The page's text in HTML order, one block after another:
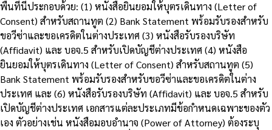
พื้นที่นี้ประกอบด้วย: (1) หนังสือยินยอมให้บุตรเดินทาง (Letter of
Consent) สำหรับสถานทูต (2) Bank Statement พร้อมรับรองสำหรับ
ขอวีซ่าและขอเครดิตในต่างประเทศ (3) หนังสือรับรองบริษัท
(Affidavit) และ บอจ.5 สำหรับเปิดบัญชีต่างประเทศ (4) หนังสือ
ยินยอมให้บุตรเดินทาง (Letter of Consent) สำหรับสถานทูต (5)
Bank Statement พร้อมรับรองสำหรับขอวีซ่าและขอเครดิตในต่าง
ประเทศ และ (6) หนังสือรับรองบริษัท (Affidavit) และ บอจ.5 สำหรับ
เปิดบัญชีต่างประเทศ เอกสารแต่ละประเภทมีข้อกำหนดเฉพาะของตัว
เอง ตัวอย่างเช่น หนังสือมอบอำนาจ (Power of Attorney) ต้องระบุ